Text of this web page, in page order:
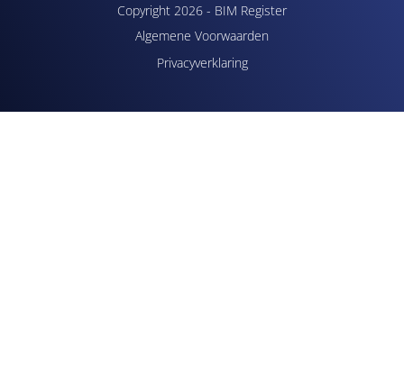
Copyright 2026 - BIM Register
Algemene Voorwaarden
Privacyverklaring